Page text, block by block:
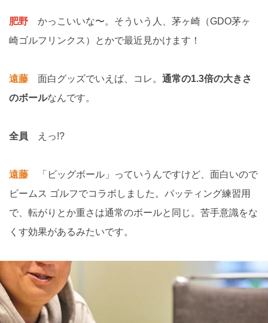
肥野 かっこいいな〜。そういう人、茅ヶ崎（GDO茅ヶ
崎ゴルフリンクス）とかで最近見かけます！
遠藤 面白グッズでいえば、コレ。 通常の1.3倍の大きさ
のボールなんです。
全員 えっ!?
遠藤 「ビッグボール」っていうんですけど、面白いので
ビームス ゴルフでコラボしました。パッティング練習用
で、転がりとか重さは通常のボールと同じ。苦手意識をな
くす効果があるみたいです。